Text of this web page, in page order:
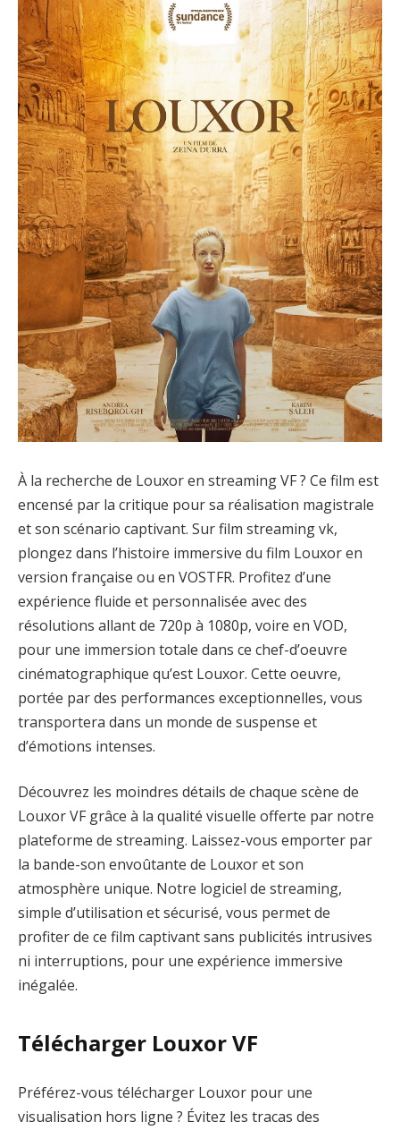
À la recherche de Louxor en streaming VF ? Ce film est
encensé par la critique pour sa réalisation magistrale
et son scénario captivant. Sur film streaming vk,
plongez dans l’histoire immersive du film Louxor en
version française ou en VOSTFR. Profitez d’une
expérience fluide et personnalisée avec des
résolutions allant de 720p à 1080p, voire en VOD,
pour une immersion totale dans ce chef-d’oeuvre
cinématographique qu’est Louxor. Cette oeuvre,
portée par des performances exceptionnelles, vous
transportera dans un monde de suspense et
d’émotions intenses.
Découvrez les moindres détails de chaque scène de
Louxor VF grâce à la qualité visuelle offerte par notre
plateforme de streaming. Laissez-vous emporter par
la bande-son envoûtante de Louxor et son
atmosphère unique. Notre logiciel de streaming,
simple d’utilisation et sécurisé, vous permet de
profiter de ce film captivant sans publicités intrusives
ni interruptions, pour une expérience immersive
inégalée.
Télécharger Louxor VF
Préférez-vous télécharger Louxor pour une
visualisation hors ligne ? Évitez les tracas des